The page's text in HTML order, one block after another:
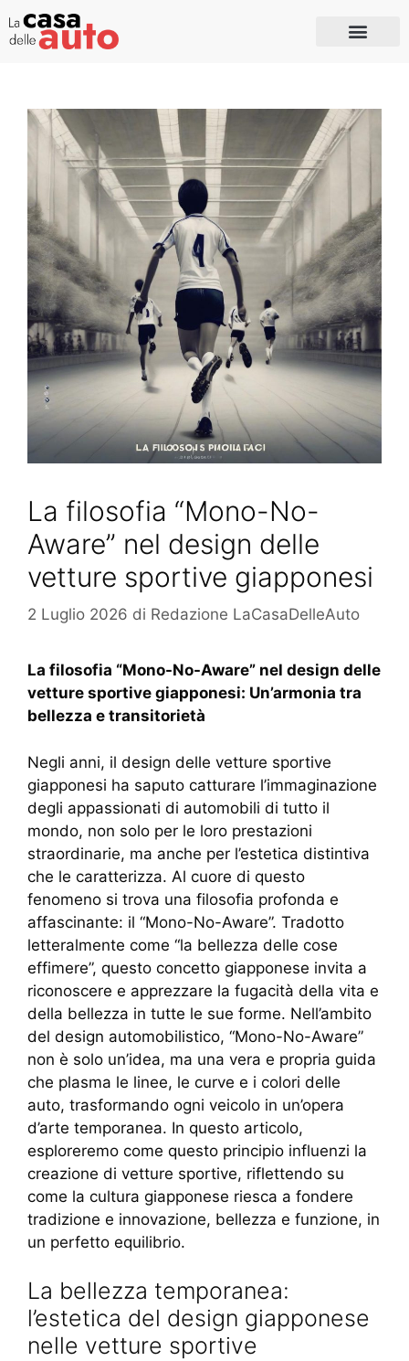
La filosofia “Mono-No-
Aware” nel design delle
vetture sportive giapponesi
2 Luglio 2026 di Redazione LaCasaDelleAuto
La filosofia “Mono-No-Aware” nel design delle
vetture sportive giapponesi: Un’armonia tra
bellezza e transitorietà
Negli anni, il design delle vetture sportive
giapponesi ha saputo catturare l’immaginazione
degli appassionati di automobili di tutto il
mondo, non solo per le loro prestazioni
straordinarie, ma anche per l’estetica distintiva
che le caratterizza. Al cuore di questo
fenomeno si trova una filosofia profonda e
affascinante: il “Mono-No-Aware”. Tradotto
letteralmente come “la bellezza delle cose
effimere”, questo concetto giapponese invita a
riconoscere e apprezzare la fugacità della vita e
della bellezza in tutte le sue forme. Nell’ambito
del design automobilistico, “Mono-No-Aware”
non è solo un’idea, ma una vera e propria guida
che plasma le linee, le curve e i colori delle
auto, trasformando ogni veicolo in un’opera
d’arte temporanea. In questo articolo,
esploreremo come questo principio influenzi la
creazione di vetture sportive, riflettendo su
come la cultura giapponese riesca a fondere
tradizione e innovazione, bellezza e funzione, in
un perfetto equilibrio.
La bellezza temporanea:
l’estetica del design giapponese
nelle vetture sportive